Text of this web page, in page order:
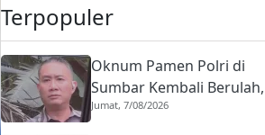
Cegah Banjir Susulan
Terpopuler
Oknum Pamen Polri di
Sumbar Kembali Berulah,
Dirreskrimum Diduga
Jumat, 7/08/2026